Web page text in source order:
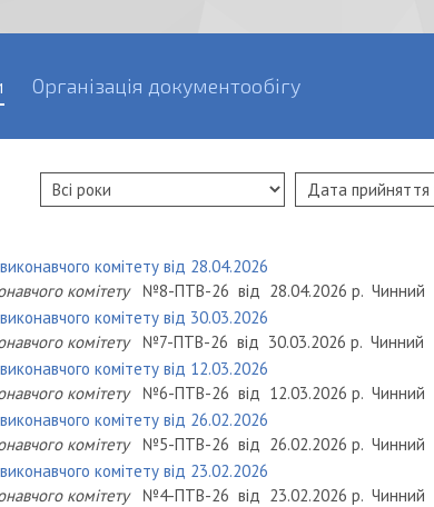
Організація документообігу
комітету від 28.04.2026
комітету
№8-ПТВ-26 від 28.04.2026 р. Чинний
комітету від 30.03.2026
комітету
№7-ПТВ-26 від 30.03.2026 р. Чинний
комітету від 12.03.2026
комітету
№6-ПТВ-26 від 12.03.2026 р. Чинний
комітету від 26.02.2026
комітету
№5-ПТВ-26 від 26.02.2026 р. Чинний
комітету від 23.02.2026
комітету
№4-ПТВ-26 від 23.02.2026 р. Чинний